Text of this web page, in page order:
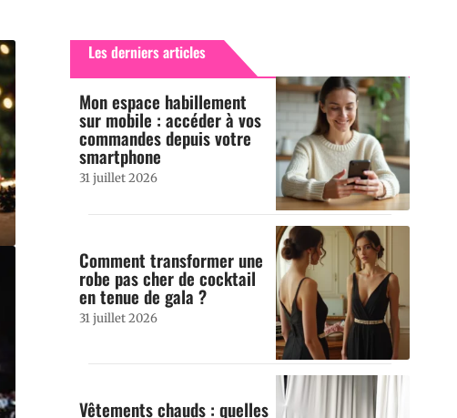
Les derniers articles
Mon espace habillement
sur mobile : accéder à vos
commandes depuis votre
smartphone
31 juillet 2026
Comment transformer une
robe pas cher de cocktail
en tenue de gala ?
31 juillet 2026
Vêtements chauds : quelles